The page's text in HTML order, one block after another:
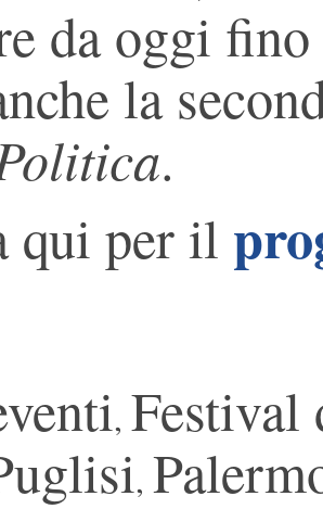
da oggi
la
.
qui per il
, Festival
,